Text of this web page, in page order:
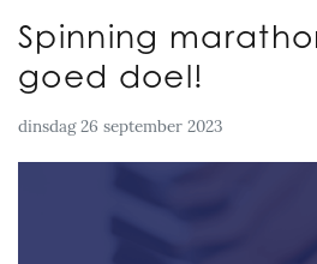
Spinning
goed doel!
dinsdag 26 september 2023